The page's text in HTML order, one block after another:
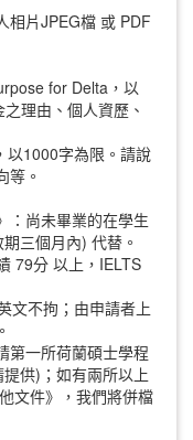
相片JPEG檔 或 PDF
for Delta，以
理由、個人資歷、
以1000字為限。請說
等。
：尚未畢業的在學生
三個月內) 代替。
79分 以上，IELTS
文不拘；由申請者上
第一所荷蘭碩士學程
供)；如有兩所以上
文件》，我們將併檔